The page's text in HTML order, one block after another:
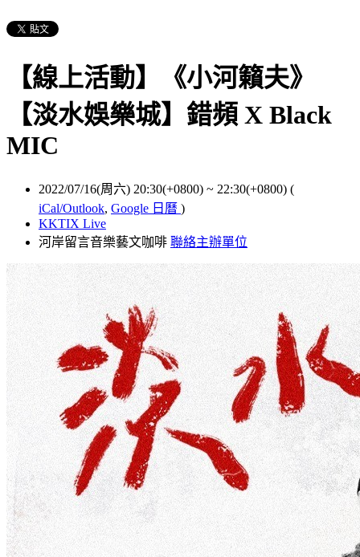
【線上活動】《小河籟夫》
【淡水娛樂城】錯頻 X Black
MIC
2022/07/16(周六) 20:30(+0800) ~ 22:30(+0800) (
iCal/Outlook, Google 日曆 )
KKTIX Live
河岸留言音樂藝文咖啡 聯絡主辦單位